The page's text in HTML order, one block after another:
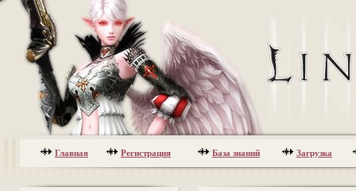
Главная Регистрация База знаний Загрузка